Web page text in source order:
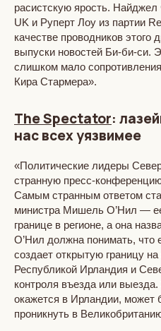
расистскую ярость.
UK и Руперт Лоу из партии
качестве проводников этого
выпуски новостей Би-би-си.
слишком мало
Кира Стармера».
The Spectator:
нас всех уязвимее
«Политические лидеры
странную пресс-
Самым странным ответом
министра Мишель О’Нил —
границе в регионе, а она
О’Нил должна понимать, что
создает открытую границу
Республикой Ирландия и
контроля въезда или
окажется в Ирландии, может
проникнуть в